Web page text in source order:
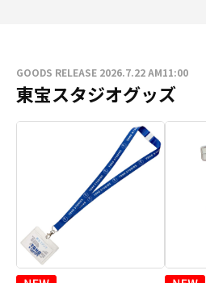
GOODS RELEASE 2026.7.22 AM11:00
東宝スタジオグッズ